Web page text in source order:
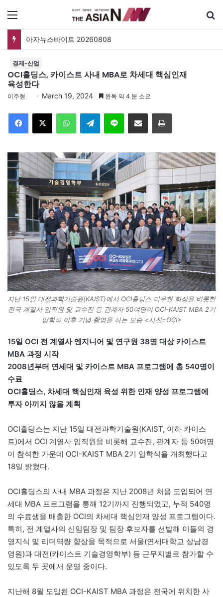
아자뉴스바이트 20260808
경제-산업
OCI홀딩스, 카이스트 사내 MBA로 차세대 핵심인재
육성한다
이주형 March 19, 2024 완독 약 4 분 소요
Telegram 이메일
지난 15일 대전과학기술원(KAIST)에서 OCI홀딩스 이우현 회장을 비롯한
전국 계열사 임직원 및 교수진 등 관계자 50여명이 OCI-KAIST MBA 2기
입학식 이후 기념 촬영을 하는 모습 <사진=OCI>
15일 OCI 전 계열사 엔지니어 및 연구원 38명 대상 카이스트
MBA 과정 시작
2008년부터 연세대 및 카이스트 MBA 프로그램에 총 540명이
수료
OCI홀딩스, 차세대 핵심인재 육성 위한 인재 양성 프로그램에
투자 아끼지 않을 계획
OCI홀딩스는 지난 15일 대전과학기술원(KAIST, 이하 카이스
트)에서 OCI 계열사 임직원을 비롯해 교수진, 관계자 등 50여명
이 참석한 가운데 OCI-KAIST MBA 2기 입학식을 개최했다고
18일 밝혔다.
OCI홀딩스의 사내 MBA 과정은 지난 2008년 처음 도입되어 연
세대 MBA 프로그램을 통해 12기까지 진행되었고, 누적 540명
의 수료생을 배출한 OCI의 차세대 핵심인재 양성 프로그램이다.
특히, 전 계열사의 신임팀장 및 팀장 후보자를 선발해 이들의 경
영지식 및 리더역량 향상을 목적으로 서울(연세대학교 상남경
영원)과 대전(카이스트 기술경영학부) 등 근무지별로 참가할 수
있도록 두 곳에서 운영 중이다.
지난해 8월 도입된 OCI-KAIST MBA 과정은 전국에 위치한 사